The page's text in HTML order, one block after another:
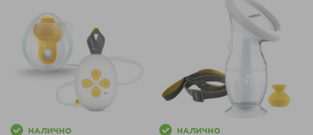
НАЛИЧНО НАЛИЧНО